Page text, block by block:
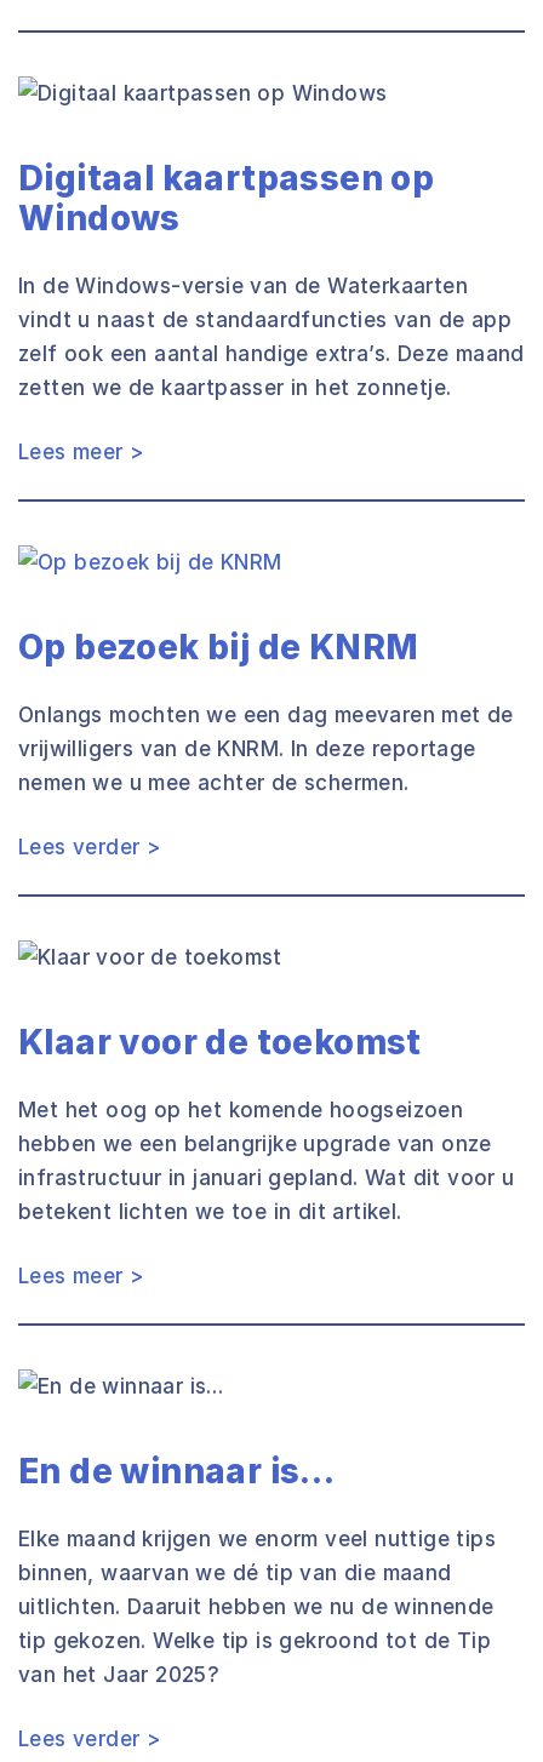
Digitaal kaartpassen op
Windows
In de Windows-versie van de Waterkaarten
vindt u naast de standaardfuncties van de app
zelf ook een aantal handige extra’s. Deze maand
zetten we de kaartpasser in het zonnetje.
Lees meer >
Op bezoek bij de KNRM
Onlangs mochten we een dag meevaren met de
vrijwilligers van de KNRM. In deze reportage
nemen we u mee achter de schermen.
Lees verder >
Klaar voor de toekomst
Met het oog op het komende hoogseizoen
hebben we een belangrijke upgrade van onze
infrastructuur in januari gepland. Wat dit voor u
betekent lichten we toe in dit artikel.
Lees meer >
En de winnaar is…
Elke maand krijgen we enorm veel nuttige tips
binnen, waarvan we dé tip van die maand
uitlichten. Daaruit hebben we nu de winnende
tip gekozen. Welke tip is gekroond tot de Tip
van het Jaar 2025?
Lees verder >